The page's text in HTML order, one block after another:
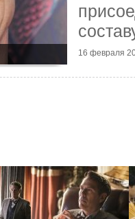
16 февраля